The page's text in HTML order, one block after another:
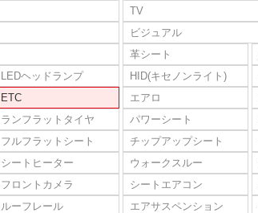
TV
ビジュアル
革シート
LEDヘッドランプ HID(キセノンライト)
ETC エアロ
ランフラットタイヤ パワーシート
フルフラットシート チップアップシート
シートヒーター ウォークスルー
フロントカメラ シートエアコン
ルーフレール エアサスペンション